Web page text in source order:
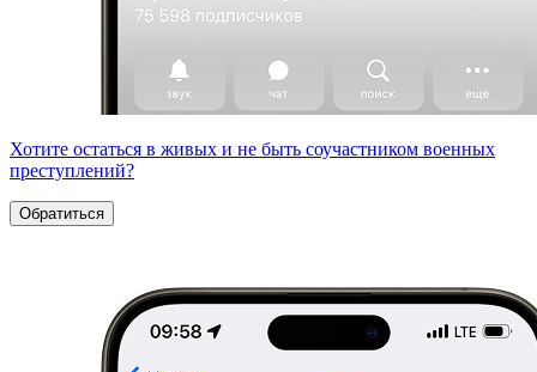
Хотите остаться в живых и не быть соучастником военных
преступлений?
Обратиться